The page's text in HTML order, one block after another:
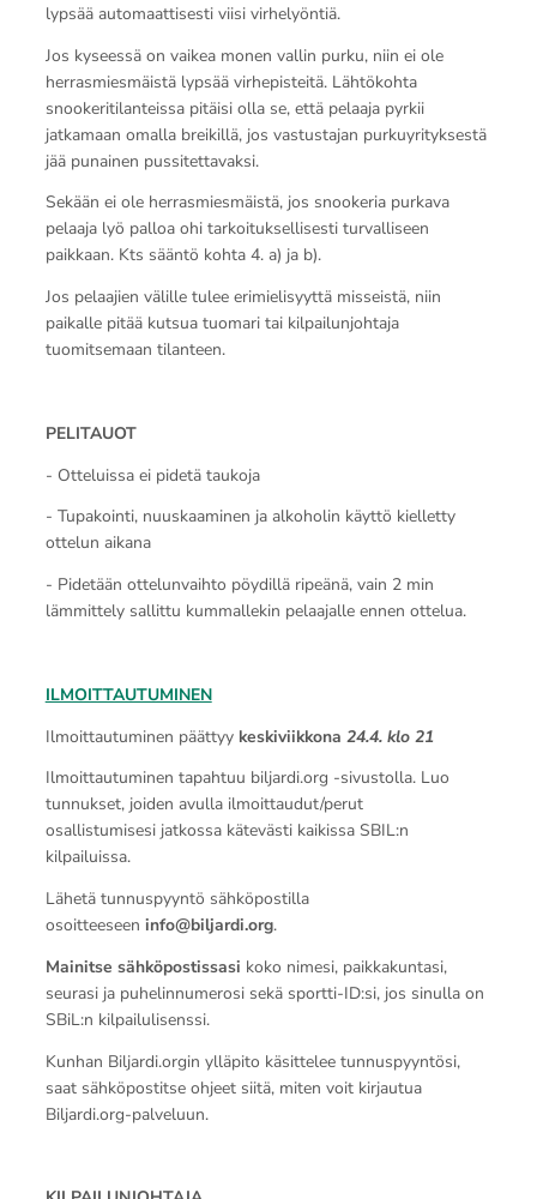
lypsää automaattisesti viisi virhelyöntiä.
Jos kyseessä on vaikea monen vallin purku, niin ei ole
herrasmiesmäistä lypsää virhepisteitä. Lähtökohta
snookeritilanteissa pitäisi olla se, että pelaaja pyrkii
jatkamaan omalla breikillä, jos vastustajan purkuyrityksestä
jää punainen pussitettavaksi.
Sekään ei ole herrasmiesmäistä, jos snookeria purkava
pelaaja lyö palloa ohi tarkoituksellisesti turvalliseen
paikkaan. Kts sääntö kohta 4. a) ja b).
Jos pelaajien välille tulee erimielisyyttä misseistä, niin
paikalle pitää kutsua tuomari tai kilpailunjohtaja
tuomitsemaan tilanteen.
PELITAUOT
- Otteluissa ei pidetä taukoja
- Tupakointi, nuuskaaminen ja alkoholin käyttö kielletty
ottelun aikana
- Pidetään ottelunvaihto pöydillä ripeänä, vain 2 min
lämmittely sallittu kummallekin pelaajalle ennen ottelua.
ILMOITTAUTUMINEN
Ilmoittautuminen päättyy keskiviikkona 24.4. klo 21
Ilmoittautuminen tapahtuu biljardi.org -sivustolla. Luo
tunnukset, joiden avulla ilmoittaudut/perut
osallistumisesi jatkossa kätevästi kaikissa SBIL:n
kilpailuissa.
Lähetä tunnuspyyntö sähköpostilla
osoitteeseen info@biljardi.org.
Mainitse sähköpostissasi koko nimesi, paikkakuntasi,
seurasi ja puhelinnumerosi sekä sportti-ID:si, jos sinulla on
SBiL:n kilpailulisenssi.
Kunhan Biljardi.orgin ylläpito käsittelee tunnuspyyntösi,
saat sähköpostitse ohjeet siitä, miten voit kirjautua
Biljardi.org-palveluun.